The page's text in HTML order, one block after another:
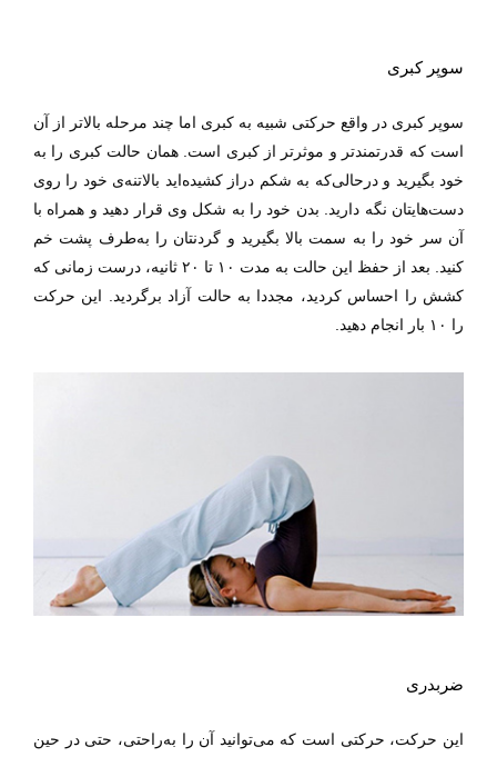
سوپر کبری
سوپر کبری در واقع حرکتی شبیه به کبری اما چند مرحله بالا‌تر از آن
است که قدرتمند‌تر و موثر‌تر از کبری است. همان حالت کبری را به
خود بگیرید و درحالی‌که به شکم دراز کشیده‌اید بالا‌تنه‌ی خود را روی
دست‌هایتان نگه دارید. بدن خود را به شکل وی قرار دهید و همراه با
آن سر خود را به سمت بالا بگیرید و گردنتان را به‌طرف پشت خم
کنید. بعد از حفظ این حالت به مدت ۱۰ تا ۲۰ ثانیه، درست زمانی که
کشش را احساس کردید، مجددا به حالت آزاد برگردید. این حرکت
را ۱۰ بار انجام دهید.
ضربدری
این حرکت، حرکتی است که می‌توانید آن را به‌راحتی، حتی در حین